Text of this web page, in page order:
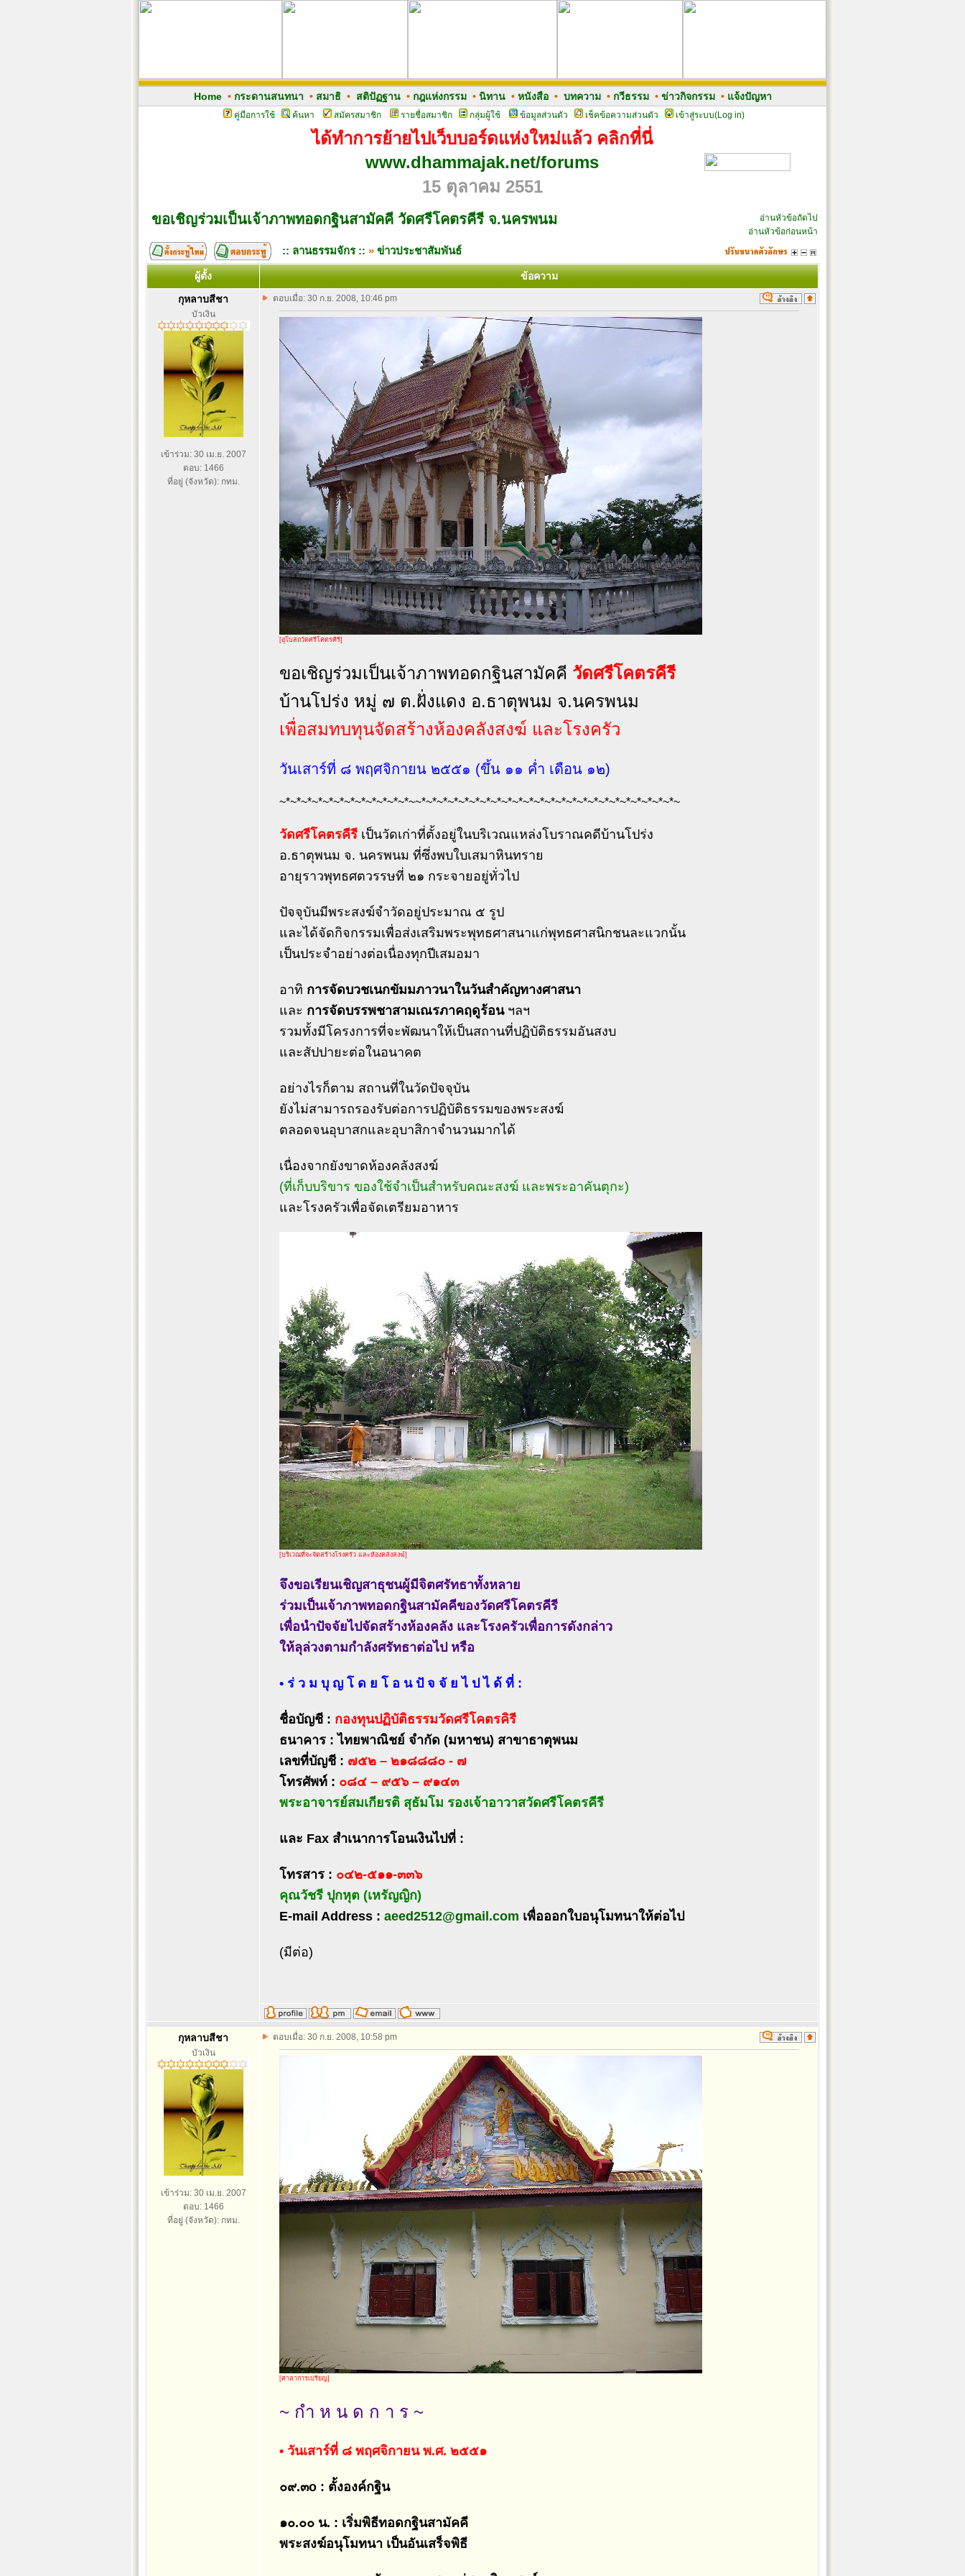
Home• กระดานสนทนา • สมาธิ• สติปัฏฐาน• กฎแห่งกรรม• นิทาน• หนังสือ• บทความ• กวีธรรม• ข่าวกิจกรรม• แจ้งปัญหา
คู่มือการใช้ ค้นหา สมัครสมาชิก รายชื่อสมาชิก กลุ่มผู้ใช้ ข้อมูลส่วนตัว เช็คข้อความส่วนตัว เข้าสู่ระบบ(Log in)
ได้ทำการย้ายไปเว็บบอร์ดแห่งใหม่แล้ว คลิกที่นี่
www.dhammajak.net/forums
15 ตุลาคม 2551
ขอเชิญร่วมเป็นเจ้าภาพทอดกฐินสามัคคี วัดศรีโคตรคีรี จ.นครพนม
อ่านหัวข้อถัดไป
อ่านหัวข้อก่อนหน้า
:: ลานธรรมจักร :: » ข่าวประชาสัมพันธ์
ผู้ตั้ง
ข้อความ
กุหลาบสีชา
บัวเงิน
เข้าร่วม: 30 เม.ย. 2007
ตอบ: 1466
ที่อยู่ (จังหวัด): กทม.
ตอบเมื่อ: 30 ก.ย. 2008, 10:46 pm
[อุโบสถวัดศรีโคตรคีรี]
ขอเชิญร่วมเป็นเจ้าภาพทอดกฐินสามัคคี วัดศรีโคตรคีรี
บ้านโปร่ง หมู่ ๗ ต.ฝั่งแดง อ.ธาตุพนม จ.นครพนม
เพื่อสมทบทุนจัดสร้างห้องคลังสงฆ์ และโรงครัว
วันเสาร์ที่ ๘ พฤศจิกายน ๒๕๕๑ (ขึ้น ๑๑ ค่ำ เดือน ๑๒)
~*~*~*~*~*~*~*~*~*~*~*~*~~*~*~*~*~*~*~*~*~*~*~*~*~*~*~*~*~*~*~*~*~*~*~*~*~
วัดศรีโคตรคีรี เป็นวัดเก่าที่ตั้งอยู่ในบริเวณแหล่งโบราณคดีบ้านโปร่ง
อ.ธาตุพนม จ. นครพนม ที่ซึ่งพบใบเสมาหินทราย
อายุราวพุทธศตวรรษที่ ๒๑ กระจายอยู่ทั่วไป
ปัจจุบันมีพระสงฆ์จำวัดอยู่ประมาณ ๕ รูป
และได้จัดกิจกรรมเพื่อส่งเสริมพระพุทธศาสนาแก่พุทธศาสนิกชนละแวกนั้น
เป็นประจำอย่างต่อเนื่องทุกปีเสมอมา
อาทิ การจัดบวชเนกขัมมภาวนาในวันสำคัญทางศาสนา
และ การจัดบรรพชาสามเณรภาคฤดูร้อน ฯลฯ
รวมทั้งมีโครงการที่จะพัฒนาให้เป็นสถานที่ปฏิบัติธรรมอันสงบ
และสัปปายะต่อในอนาคต
อย่างไรก็ตาม สถานที่ในวัดปัจจุบัน
ยังไม่สามารถรองรับต่อการปฏิบัติธรรมของพระสงฆ์
ตลอดจนอุบาสกและอุบาสิกาจำนวนมากได้
เนื่องจากยังขาดห้องคลังสงฆ์
(ที่เก็บบริขาร ของใช้จำเป็นสำหรับคณะสงฆ์ และพระอาคันตุกะ)
และโรงครัวเพื่อจัดเตรียมอาหาร
[บริเวณที่จะจัดสร้างโรงครัว และห้องคลังสงฆ์]
จึงขอเรียนเชิญสาธุชนผู้มีจิตศรัทธาทั้งหลาย
ร่วมเป็นเจ้าภาพทอดกฐินสามัคคีของวัดศรีโคตรคีรี
เพื่อนำปัจจัยไปจัดสร้างห้องคลัง และโรงครัวเพื่อการดังกล่าว
ให้ลุล่วงตามกำลังศรัทธาต่อไป หรือ
• ร่ ว ม บุ ญ โ ด ย โ อ น ปั จ จั ย ไ ป ไ ด้ ที่ :
ชื่อบัญชี : กองทุนปฏิบัติธรรมวัดศรีโคตรคิรี
ธนาคาร : ไทยพาณิชย์ จำกัด (มหาชน) สาขาธาตุพนม
เลขที่บัญชี : ๗๕๒ – ๒๑๘๘๘๐ - ๗
โทรศัพท์ : ๐๘๔ – ๙๕๖ – ๙๑๔๓
พระอาจารย์สมเกียรติ สุธัมโม รองเจ้าอาวาสวัดศรีโคตรคีรี
และ Fax สำเนาการโอนเงินไปที่ :
โทรสาร : ๐๔๒-๕๑๑-๓๓๖
คุณวัชรี ปุกหุต (เหรัญญิก)
E-mail Address : aeed2512@gmail.com เพื่อออกใบอนุโมทนาให้ต่อไป
(มีต่อ)
กุหลาบสีชา
บัวเงิน
เข้าร่วม: 30 เม.ย. 2007
ตอบ: 1466
ที่อยู่ (จังหวัด): กทม.
ตอบเมื่อ: 30 ก.ย. 2008, 10:58 pm
[ศาลาการเปรียญ]
~ กำ ห น ด ก า ร ~
• วันเสาร์ที่ ๘ พฤศจิกายน พ.ศ. ๒๕๕๑
๐๙.๓o : ตั้งองค์กฐิน
๑๐.๐๐ น. : เริ่มพิธีทอดกฐินสามัคคี
พระสงฆ์อนุโมทนา เป็นอันเสร็จพิธี